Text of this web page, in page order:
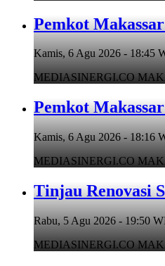
Pemkot
Kamis, 6 Agu 2026 - 18:45
MEDIASINERGI.CO
Pemkot
Kamis, 6 Agu 2026 - 18:16
MEDIASINERGI.CO
Tinjau Renovasi
Rabu, 5 Agu 2026 - 19:50
MEDIASINERGI.CO